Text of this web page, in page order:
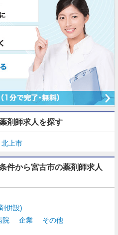
剤師求人を探す
北上市
件から宮古市の薬剤師求人
併設)
院 企業
その他